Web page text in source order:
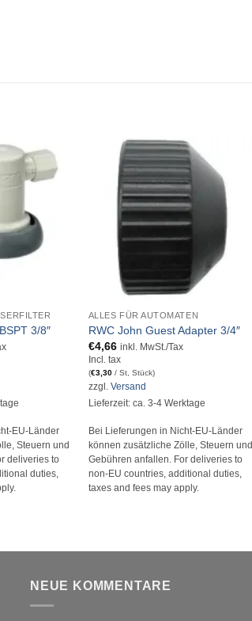
3/8″
EU-Länder
Steuern und
deliveries to
duties,
ALLES FÜR AUTOMATEN
RWC John Guest Adapter 3/4″
€4,66 inkl. MwSt./Tax
Incl. tax
(€3,30/ St, Stück)
zzgl. Versand
Lieferzeit: ca. 3-4 Werktage
Bei Lieferungen in Nicht-EU-Länder
können zusätzliche Zölle, Steuern und
Gebühren anfallen. For deliveries to
non-EU countries, additional duties,
taxes and fees may apply.
NEUE KOMMENTARE